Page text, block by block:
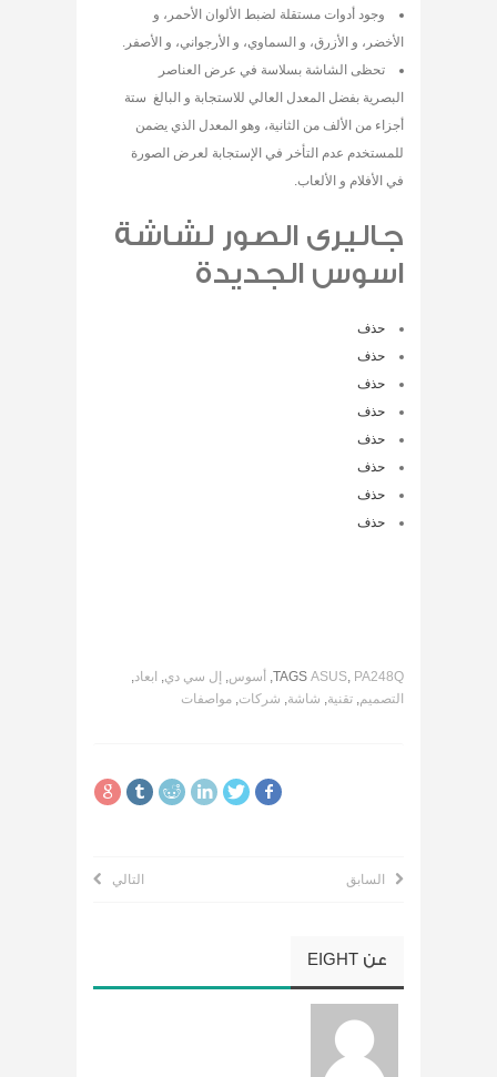
وجود أدوات مستقلة لضبط الألوان الأحمر، و
الأخضر، و الأزرق، و السماوي، و الأرجواني، و الأصفر.
تحظى الشاشة بسلاسة في عرض العناصر
البصرية بفضل المعدل العالي للاستجابة و البالغ ستة
أجزاء من الألف من الثانية، وهو المعدل الذي يضمن
للمستخدم عدم التأخر في الإستجابة لعرض الصورة
في الأفلام و الألعاب.
جاليرى الصور لشاشة
اسوس الجديدة
حذف
حذف
حذف
حذف
حذف
حذف
حذف
حذف
TAGS ASUS, PA248Q
, أسوس, إل سي دي, ابعاد,
التصميم, تقنية, شاشة, شركات, مواصفات
السابق التالي
عن EIGHT